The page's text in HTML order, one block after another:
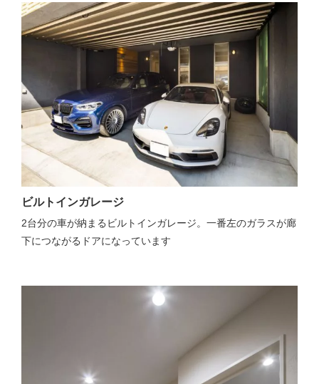
ビルトインガレージ
2台分の車が納まるビルトインガレージ。一番左のガラスが廊
下につながるドアになっています